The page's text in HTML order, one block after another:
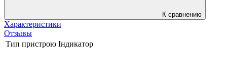
К сравнению
Характеристики
Отзывы
Тип пристрою Індикатор